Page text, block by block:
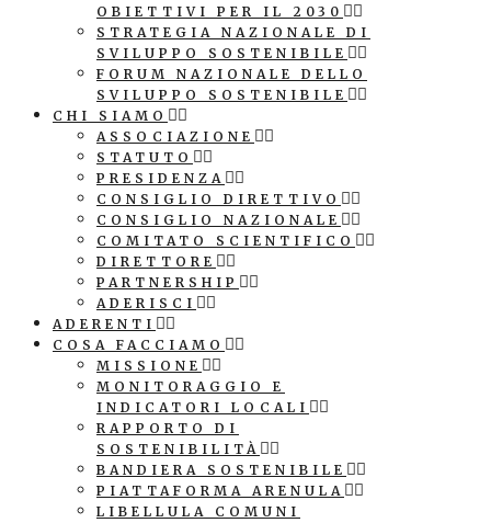
OBIETTIVI PER IL 2030
STRATEGIA NAZIONALE DI
SVILUPPO SOSTENIBILE
FORUM NAZIONALE DELLO
SVILUPPO SOSTENIBILE
CHI SIAMO
ASSOCIAZIONE
STATUTO
PRESIDENZA
CONSIGLIO DIRETTIVO
CONSIGLIO NAZIONALE
COMITATO SCIENTIFICO
DIRETTORE
PARTNERSHIP
ADERISCI
ADERENTI
COSA FACCIAMO
MISSIONE
MONITORAGGIO E
INDICATORI LOCALI
RAPPORTO DI
SOSTENIBILITÀ
BANDIERA SOSTENIBILE
PIATTAFORMA ARENULA
LIBELLULA COMUNI